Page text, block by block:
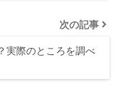
次の記事
実際のところを調べ